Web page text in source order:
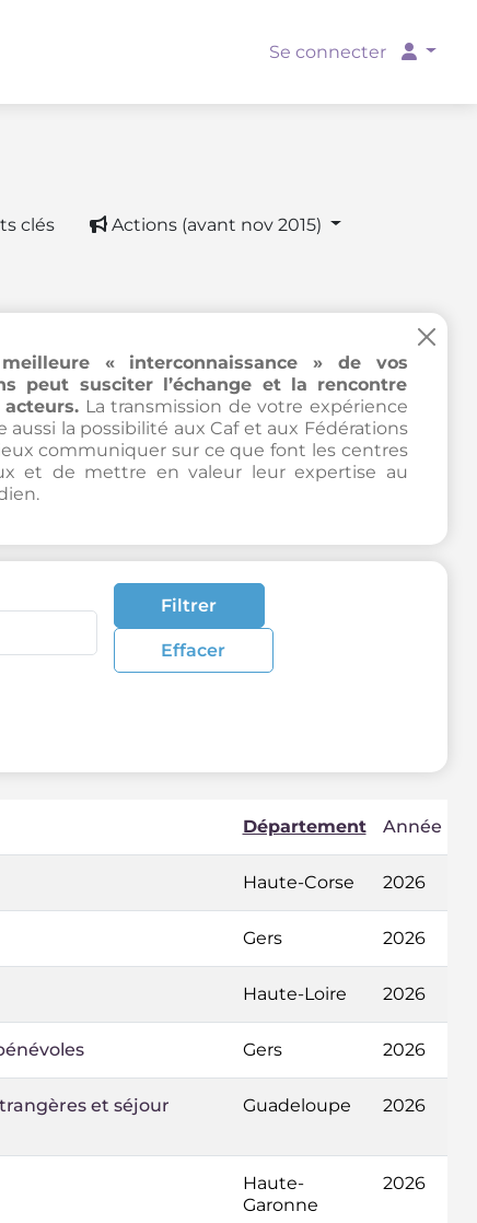
Se connecter
clés Actions (avant nov 2015)
×
« interconnaissance » de vos
peut susciter l’échange et la rencontre
La transmission de votre expérience
aussi la possibilité aux Caf et aux Fédérations
communiquer sur ce que font les centres
et de mettre en valeur leur expertise au
Filtrer
Effacer
Département Année
Haute-Corse 2026
Gers 2026
Haute-Loire 2026
Gers 2026
et séjour
Guadeloupe 2026
Haute-
Garonne
2026